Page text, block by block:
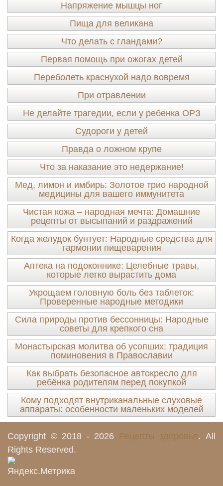
Напряжение мышцы ног
Пища для великана
Что делать с гландами?
Первая помощь при ожогах детей
Переболеть краснухой надо вовремя
При отравлении
Не делайте трагедии, если у ребенка ОРЗ
Судороги у детей
Правда о ложном крупе
Что за наказание это недержание!
Мед, лимон и имбирь: Золотое трио народной
медицины для вашего иммунитета
Чистая кожа – народная мечта: Домашние
рецепты от высыпаний и раздражений
Когда желудок бунтует: Народные средства для
гармонии пищеварения
Аптека на подоконнике: Целебные травы,
которые легко вырастить дома
Укрощаем головную боль без таблеток:
Проверенные народные методики
Сила природы против бессонницы: Народные
советы для крепкого сна
Монастырская молитва об усопших: традиция
поминовения в Православии
Как выбрать безопасное автокресло для
ребёнка родителям перед покупкой
Кому подходят внутриканальные слуховые
аппараты: особенности маленьких моделей
Copyright © 2018 - 2026 Рецепты здоровья. All
Rights Reserved.